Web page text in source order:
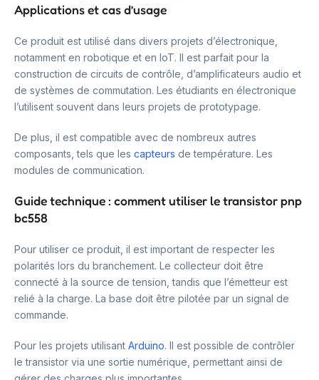
Applications et cas d’usage
Ce produit est utilisé dans divers projets d’électronique,
notamment en robotique et en IoT. Il est parfait pour la
construction de circuits de contrôle, d’amplificateurs audio et
de systèmes de commutation. Les étudiants en électronique
l’utilisent souvent dans leurs projets de prototypage.
De plus, il est compatible avec de nombreux autres
composants, tels que les capteurs de température. Les
modules de communication.
Guide technique : comment utiliser le transistor pnp
bc558
Pour utiliser ce produit, il est important de respecter les
polarités lors du branchement. Le collecteur doit être
connecté à la source de tension, tandis que l’émetteur est
relié à la charge. La base doit être pilotée par un signal de
commande.
Pour les projets utilisant Arduino. Il est possible de contrôler
le transistor via une sortie numérique, permettant ainsi de